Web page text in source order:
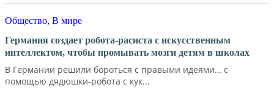
Общество, В мире
Германия создает робота-расиста с искусственным
интеллектом, чтобы промывать мозги детям в школах
В Германии решили бороться с правыми идеями… с
помощью дядюшки-робота с кук...